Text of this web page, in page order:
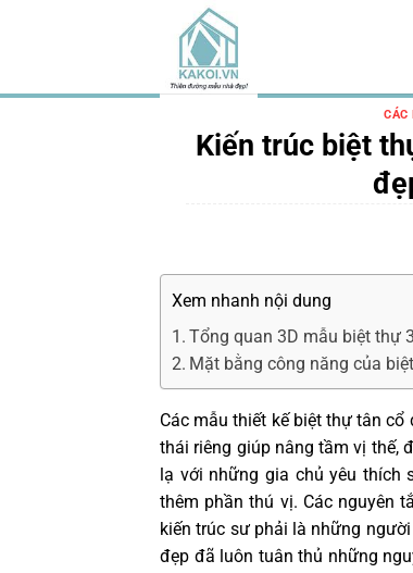
dung
CÁC
Kiến trúc biệt
Xem nhanh nội dung
Tổng quan 3D mẫu biệt thự
Mặt bằng công năng của
Các mẫu thiết kế biệt thự tân
thái riêng giúp nâng tầm vị thế,
lạ với những gia chủ yêu thích
thêm phần thú vị. Các nguyên
kiến trúc sư phải là những
đẹp đã luôn tuân thủ những